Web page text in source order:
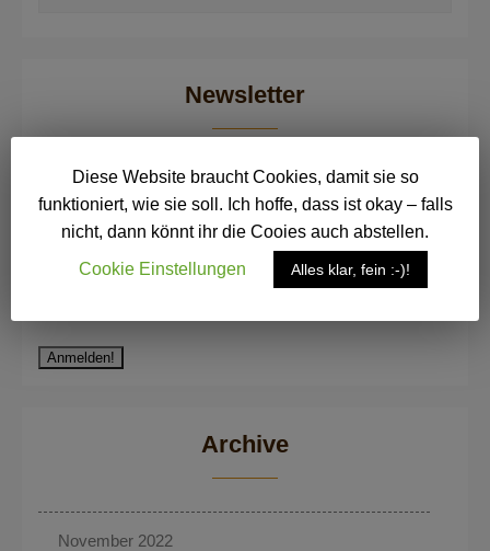
Newsletter
E-Mail
Datenschutzerklärung
Ich willige ein, dass meine Daten unter
Archive
November 2022
Diese Website braucht Cookies, damit sie so
funktioniert, wie sie soll. Ich hoffe, dass ist okay – falls
nicht, dann könnt ihr die Cooies auch abstellen.
Cookie Einstellungen
Alles klar, fein :-)!